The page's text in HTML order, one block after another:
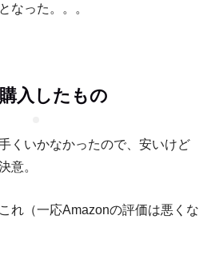
なった。。。
入したもの
くいかなかったので、安いけど
意。
れ（一応Amazonの評価は悪くな